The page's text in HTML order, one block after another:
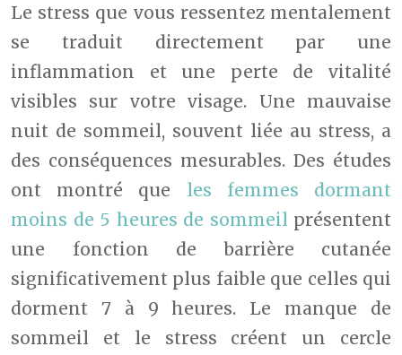
Le stress que vous ressentez mentalement
se traduit directement par une
inflammation et une perte de vitalité
visibles sur votre visage. Une mauvaise
nuit de sommeil, souvent liée au stress, a
des conséquences mesurables. Des études
ont montré que les femmes dormant
moins de 5 heures de sommeil présentent
une fonction de barrière cutanée
significativement plus faible que celles qui
dorment 7 à 9 heures. Le manque de
sommeil et le stress créent un cercle